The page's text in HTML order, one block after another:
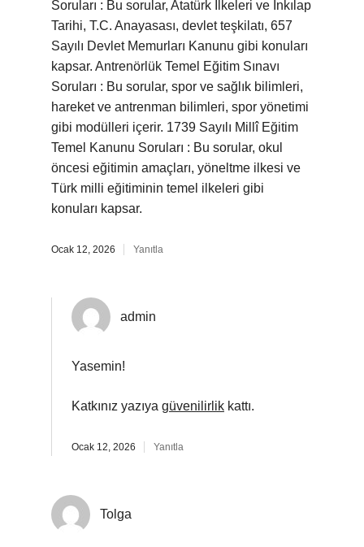
Soruları : Bu sorular, Atatürk İlkeleri ve İnkılap
Tarihi, T.C. Anayasası, devlet teşkilatı, 657
Sayılı Devlet Memurları Kanunu gibi konuları
kapsar. Antrenörlük Temel Eğitim Sınavı
Soruları : Bu sorular, spor ve sağlık bilimleri,
hareket ve antrenman bilimleri, spor yönetimi
gibi modülleri içerir. 1739 Sayılı Millî Eğitim
Temel Kanunu Soruları : Bu sorular, okul
öncesi eğitimin amaçları, yöneltme ilkesi ve
Türk milli eğitiminin temel ilkeleri gibi
konuları kapsar.
Ocak 12, 2026 Yanıtla
admin
Yasemin!
Katkınız yazıya güvenilirlik kattı.
Ocak 12, 2026 Yanıtla
Tolga